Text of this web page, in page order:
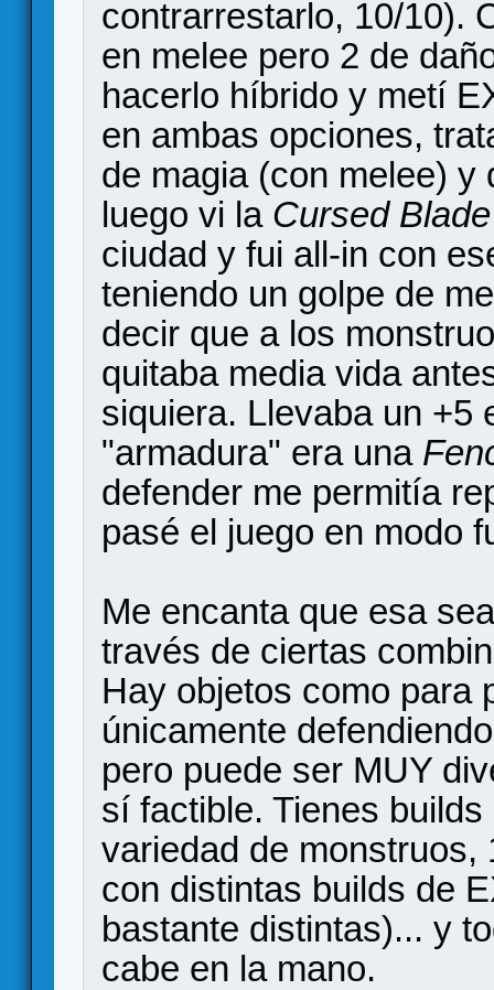
contrarrestarlo, 10/10).
en melee pero 2 de
hacerlo híbrido y metí
en ambas opciones,
de magia (con melee) y
luego vi la Cursed Blade
ciudad y fui all-in con
teniendo un golpe de
decir que a los
quitaba media vida
siquiera. Llevaba un +5
"armadura" era una
defender me permitía
pasé el juego en modo
Me encanta que esa
través de ciertas
Hay objetos como para
únicamente
pero puede ser MUY
sí factible. Tienes
variedad de monstruos,
con distintas builds de
bastante distintas)... y
cabe en la mano.